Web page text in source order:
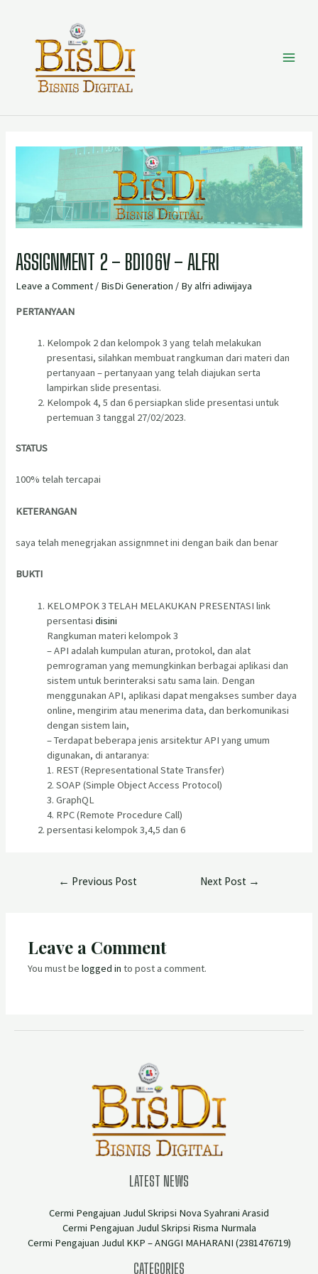
ASSIGNMENT 2 – BD106V – ALFRI
Leave a Comment / BisDi Generation / Byalfri adiwijaya
PERTANYAAN
Kelompok 2 dan kelompok 3 yang telah melakukan
presentasi, silahkan membuat rangkuman dari materi dan
pertanyaan – pertanyaan yang telah diajukan serta
lampirkan slide presentasi.
Kelompok 4, 5 dan 6 persiapkan slide presentasi untuk
pertemuan 3 tanggal 27/02/2023.
STATUS
100% telah tercapai
KETERANGAN
saya telah menegrjakan assignmnet ini dengan baik dan benar
BUKTI
KELOMPOK 3 TELAH MELAKUKAN PRESENTASI link
persentasidisini
Rangkuman materi kelompok 3
– API adalah kumpulan aturan, protokol, dan alat
pemrograman yang memungkinkan berbagai aplikasi dan
sistem untuk berinteraksi satu sama lain. Dengan
menggunakan API, aplikasi dapat mengakses sumber daya
online, mengirim atau menerima data, dan berkomunikasi
dengan sistem lain,
– Terdapat beberapa jenis arsitektur API yang umum
digunakan, di antaranya:
1. REST (Representational State Transfer)
2.SOAP (Simple Object Access Protocol)
3.GraphQL
4. RPC (Remote Procedure Call)
persentasi kelompok 3,4,5 dan 6
← Previous Post Next Post →
Leave a Comment
You must belogged in to post a comment.
LATEST NEWS
Cermi Pengajuan Judul Skripsi Nova Syahrani Arasid
Cermi Pengajuan Judul Skripsi Risma Nurmala
Cermi Pengajuan Judul KKP – ANGGI MAHARANI (2381476719)
CATEGORIES